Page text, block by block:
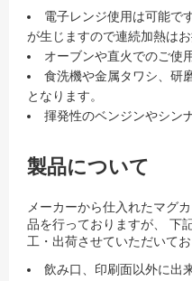
電子レンジ使用は可能で
が生じますので連続加熱はお
オーブンや直火でのご使
食洗機や金属タワシ、研
となります。
揮発性のベンジンやシン
製品について
メーカーから仕入れたマグ
品を行っておりますが、 下
工・出荷させていただいてお
飲み口、印刷面以外に出